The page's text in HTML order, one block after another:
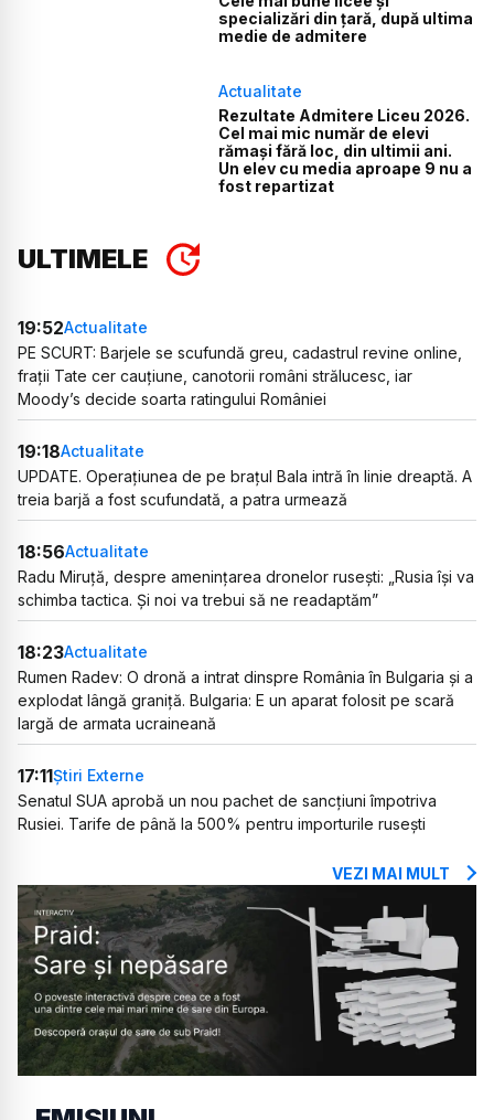
specializări din țară, după ultima
medie de admitere
Actualitate
Rezultate Admitere Liceu 2026.
Cel mai mic număr de elevi
rămași fără loc, din ultimii ani.
Un elev cu media aproape 9 nu a
fost repartizat
ULTIMELE
19:52Actualitate
PE SCURT: Barjele se scufundă greu, cadastrul revine online,
frații Tate cer cauțiune, canotorii români strălucesc, iar
Moody’s decide soarta ratingului României
19:18Actualitate
UPDATE. Operațiunea de pe brațul Bala intră în linie dreaptă. A
treia barjă a fost scufundată, a patra urmează
18:56Actualitate
Radu Miruță, despre amenințarea dronelor rusești: „Rusia își va
schimba tactica. Și noi va trebui să ne readaptăm”
18:23Actualitate
Rumen Radev: O dronă a intrat dinspre România în Bulgaria și a
explodat lângă graniță. Bulgaria: E un aparat folosit pe scară
largă de armata ucraineană
17:11Știri Externe
Senatul SUA aprobă un nou pachet de sancțiuni împotriva
Rusiei. Tarife de până la 500% pentru importurile rusești
VEZI MAI MULT